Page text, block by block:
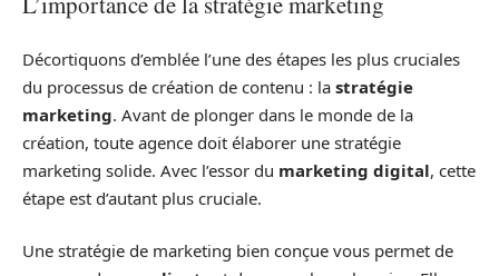
Décortiquons d’emblée l’une des étapes les plus cruciales
du processus de création de contenu : la stratégie
marketing. Avant de plonger dans le monde de la
création, toute agence doit élaborer une stratégie
marketing solide. Avec l’essor du marketing digital, cette
étape est d’autant plus cruciale.
Une stratégie de marketing bien conçue vous permet de